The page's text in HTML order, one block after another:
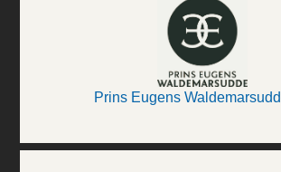
Prins Eugens